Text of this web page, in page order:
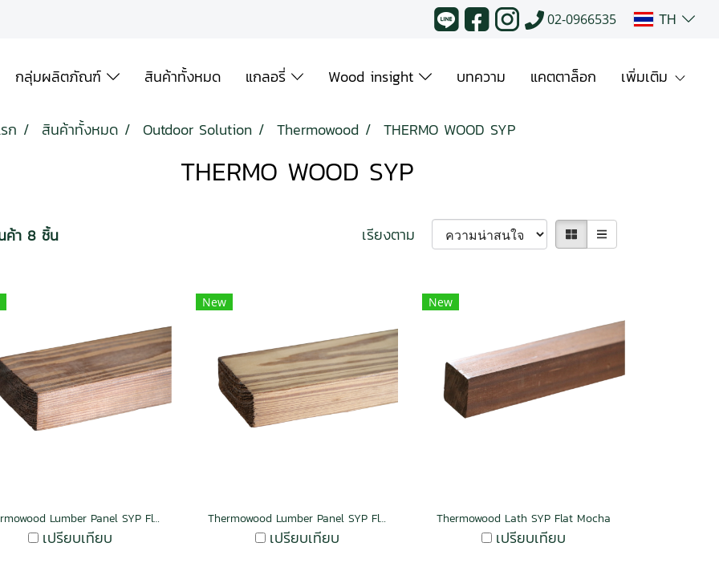
02-0966535 TH
กลุ่มผลิตภัณฑ์ สินค้าทั้งหมด แกลอรี่ Wood insight บทความ แคตตาล็อก เพิ่มเติม
ก สินค้าทั้งหมด Outdoor Solution Thermowood THERMO WOOD SYP
THERMO WOOD SYP
ค้า 8 ชิ้น เรียงตาม
Thermowood Lumber Panel SYP Flat Mocha
เปรียบเทียบ
New
Thermowood Lumber Panel SYP Flat Butterscotch
เปรียบเทียบ
New
Thermowood Lath SYP Flat Mocha
เปรียบเทียบ